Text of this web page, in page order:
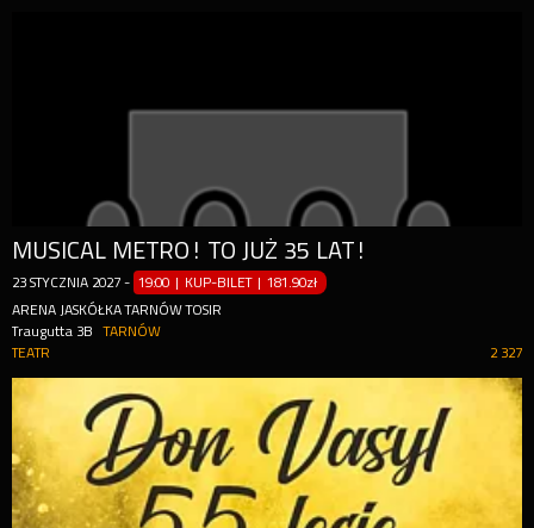
MUSICAL METRO! TO JUŻ 35 LAT!
23 STYCZNIA 2027 - 19:00 | KUP-BILET |181.90zł
ARENA JASKÓŁKA TARNÓW TOSIR
Traugutta 3B
TARNÓW
2 327
TEATR